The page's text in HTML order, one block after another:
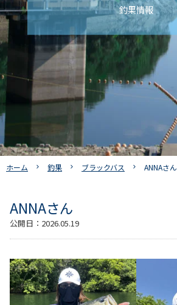
釣果情報
ホーム 釣果 ブラックバス ANNAさん
ANNAさん
公開日： 2026.05.19